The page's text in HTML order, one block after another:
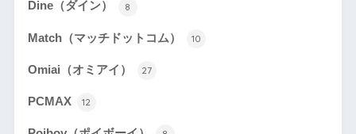
Dine（ダイン） 8
Match（マッチドットコム） 10
Omiai（オミアイ） 27
PCMAX 12